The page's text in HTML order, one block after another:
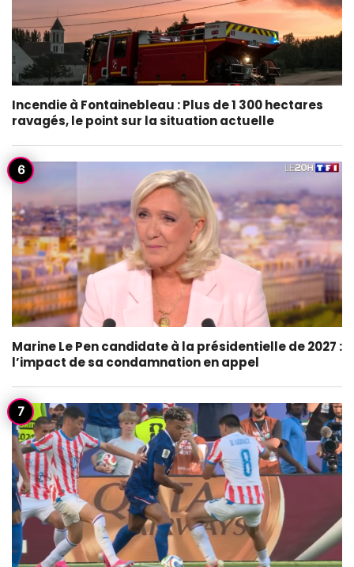
Incendie à Fontainebleau : Plus de 1 300 hectares
ravagés, le point sur la situation actuelle
Marine Le Pen candidate à la présidentielle de 2027 :
l’impact de sa condamnation en appel